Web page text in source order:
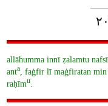
allāhumma innī ẓalamtu
anta , faġfir lī maġfiratan
raḥīmu